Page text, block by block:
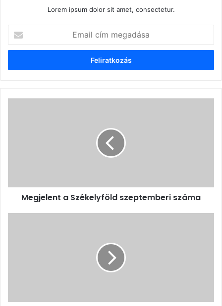
Lorem ipsum dolor sit amet, consectetur.
cím
megadása
Megjelent a Székelyföld szeptemberi száma